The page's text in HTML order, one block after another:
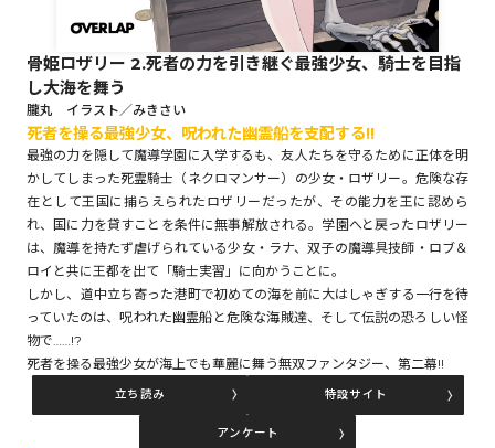
コミックガルド
コミックパルフェ
骨姫ロザリー 2.死者の力を引き継ぐ最強少女、騎士を目指
し大海を舞う
朧丸 イラスト／みきさい
死者を操る最強少女、呪われた幽霊船を支配する!!
最強の力を隠して魔導学園に入学するも、友人たちを守るために正体を明
かしてしまった死霊騎士（ネクロマンサー）の少女・ロザリー。危険な存
在として王国に捕らえられたロザリーだったが、その能力を王に認めら
れ、国に力を貸すことを条件に無事解放される。学園へと戻ったロザリー
は、魔導を持たず虐げられている少女・ラナ、双子の魔導具技師・ロブ＆
ロイと共に王都を出て「騎士実習」に向かうことに。
しかし、道中立ち寄った港町で初めての海を前に大はしゃぎする一行を待
っていたのは、呪われた幽霊船と危険な海賊達、そして伝説の恐ろしい怪
物で……!?
死者を操る最強少女が海上でも華麗に舞う無双ファンタジー、第二幕!!
立ち読み 特設サイト
アンケート